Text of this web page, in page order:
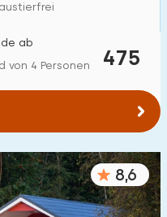
475
ab
von 4 Personen
8,6